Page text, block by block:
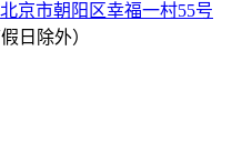
北京市朝阳区幸福一村55号
日除外）